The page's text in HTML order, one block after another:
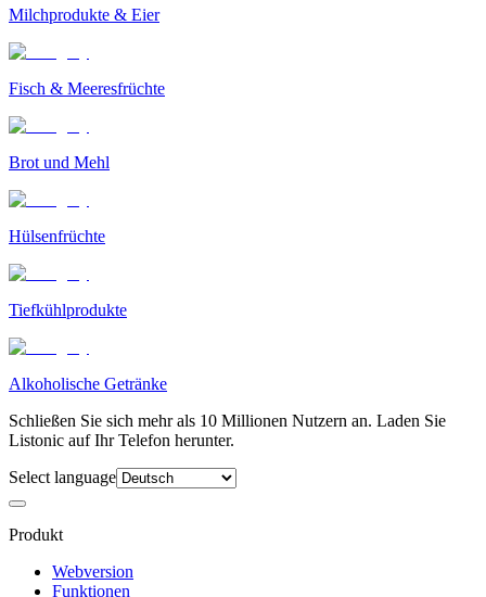
Milchprodukte & Eier
Fisch & Meeresfrüchte
Brot und Mehl
Hülsenfrüchte
Tiefkühlprodukte
Alkoholische Getränke
Schließen Sie sich mehr als 10 Millionen Nutzern an. Laden Sie
Listonic auf Ihr Telefon herunter.
Select language
Produkt
Webversion
Funktionen